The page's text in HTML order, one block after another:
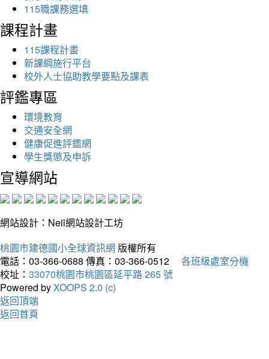
115職課務選填
課程計畫
115課程計畫
新課綱施行平台
校外人士協助教學要點及課表
評鑑專區
環境教育
交通安全網
健康促進評鑑網
學生獎懲及申訴
宣導網站
網站設計：Neil網站設計工坊
桃園市建德國小全球資訊網 版權所有
電話：03-366-0688 傳真：03-366-0512
各班級處室分機
校址： 33070桃園市桃園區延平路 265 號
Powered byXOOPS 2.0 (c)
返回頂端
返回首頁